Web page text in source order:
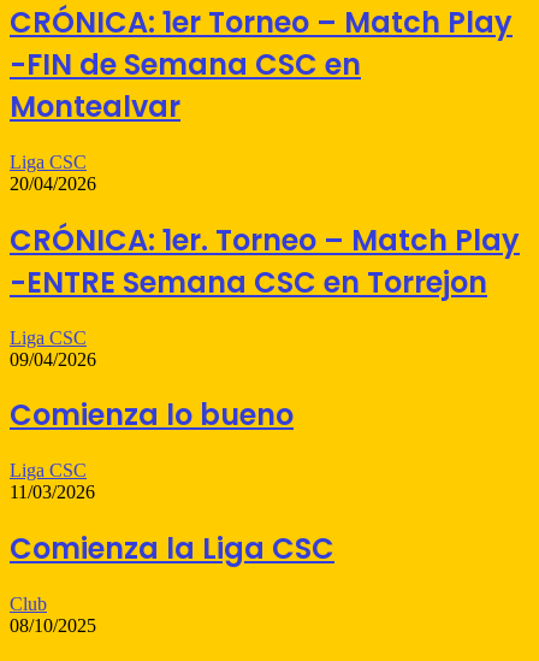
CRÓNICA: 1er Torneo – Match Play
-FIN de Semana CSC en
Montealvar
Liga CSC
20/04/2026
CRÓNICA: 1er. Torneo – Match Play
-ENTRE Semana CSC en Torrejon
Liga CSC
09/04/2026
Comienza lo bueno
Liga CSC
11/03/2026
Comienza la Liga CSC
Club
08/10/2025